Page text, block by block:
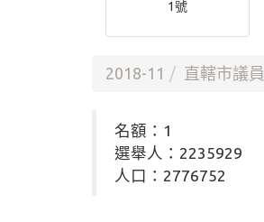
1號
2018-11 直轄市議員
名額：1
選舉人：2235929
人口：2776752